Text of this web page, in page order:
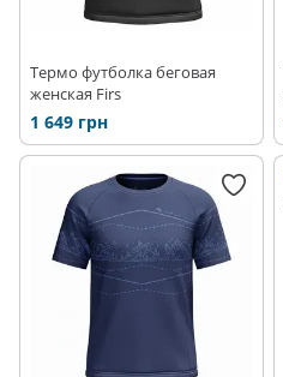
Термо футболка беговая
женская Firs
1 649 грн